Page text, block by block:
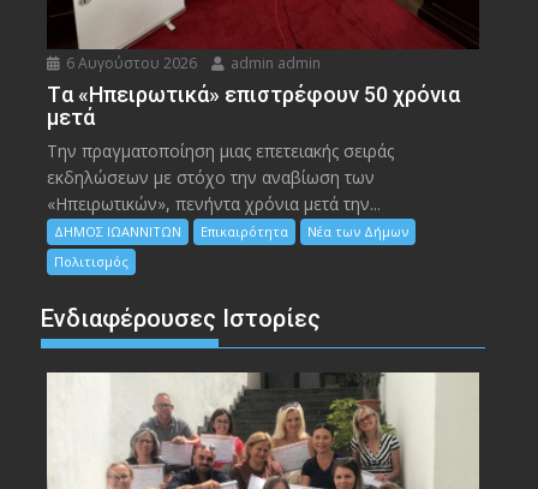
6 Αυγούστου 2026 admin admin
Tα «Ηπειρωτικά» επιστρέφουν 50 χρόνια
μετά
Την πραγματοποίηση μιας επετειακής σειράς
εκδηλώσεων με στόχο την αναβίωση των
«Ηπειρωτικών», πενήντα χρόνια μετά την...
ΔΗΜΟΣ ΙΩΑΝΝΙΤΩΝ Επικαιρότητα
Νέα των Δήμων
Πολιτισμός
Ενδιαφέρουσες Ιστορίες